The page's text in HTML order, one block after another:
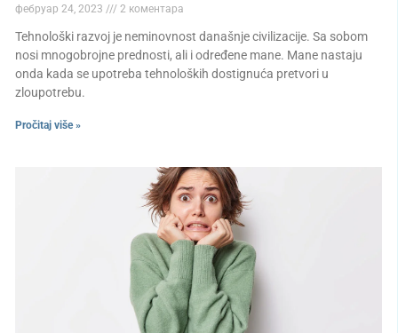
фебруар 24, 2023 2 коментара
Tehnološki razvoj je neminovnost današnje civilizacije. Sa sobom
nosi mnogobrojne prednosti, ali i određene mane. Mane nastaju
onda kada se upotreba tehnoloških dostignuća pretvori u
zloupotrebu.
Pročitaj više »